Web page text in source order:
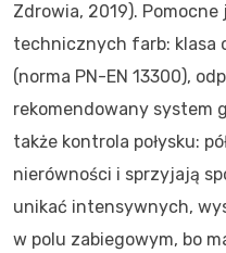
Zdrowia, 2019).
technicznych farb: klasa
(norma PN-EN 13300),
rekomendowany system
także kontrola połysku:
nierówności i sprzyjają
unikać intensywnych,
w polu zabiegowym, bo